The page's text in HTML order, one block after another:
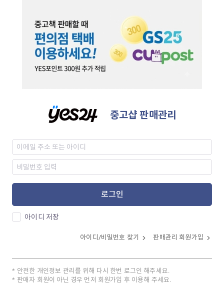
중고샵 판매관리
로그인
아이디 저장
아이디/비밀번호 찾기 판매관리 회원가입
안전한 개인정보 관리를 위해 다시 한번 로그인 해주세요.
판매자 회원이 아닌 경우 먼저 회원가입 후 이용해 주세요.